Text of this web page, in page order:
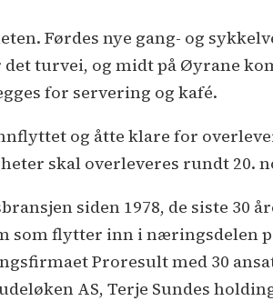
Førdes nye gang- og
turvei, og midt på Øyrane
for servering og kafé.
og åtte klare for
skal overleveres rundt
siden 1978, de siste 30
som flytter inn i næringsdelen
Proresult med 30
AS, Terje Sundes